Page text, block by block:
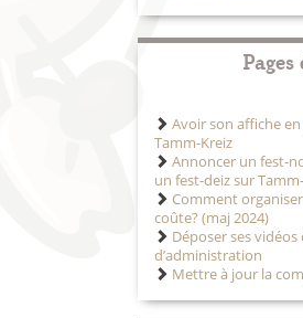
Avoir son affiche en
Tamm-Kreiz
Annoncer un fest-
un fest-deiz sur
Comment
coûte? (maj 2024)
Déposer ses vidéos
d’administration
Mettre à jour la